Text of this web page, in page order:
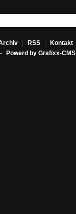
RSS Kontakt
- Powerd by Grafixx-CMS